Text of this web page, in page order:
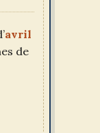
avril
de